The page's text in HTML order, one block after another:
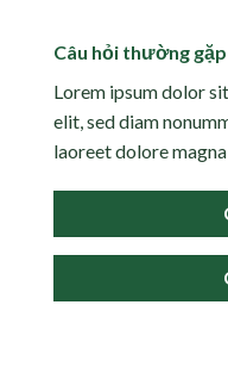
Câu hỏi thường gặp
Lorem ipsum dolor
elit, sed diam
laoreet dolore